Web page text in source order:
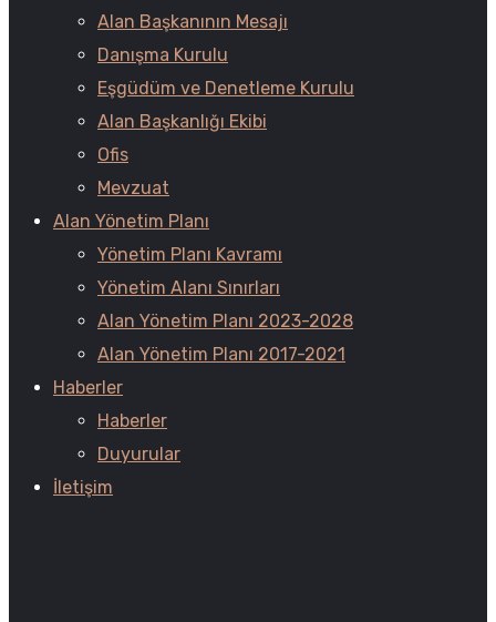
Alan Başkanının Mesajı
Danışma Kurulu
Eşgüdüm ve Denetleme Kurulu
Alan Başkanlığı Ekibi
Ofis
Mevzuat
Alan Yönetim Planı
Yönetim Planı Kavramı
Yönetim Alanı Sınırları
Alan Yönetim Planı 2023-2028
Alan Yönetim Planı 2017-2021
Haberler
Haberler
Duyurular
İletişim